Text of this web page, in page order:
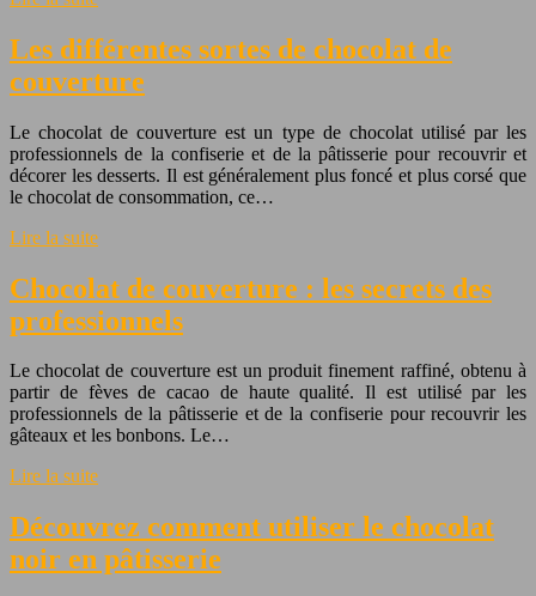
Les différentes sortes de chocolat de
couverture
Le chocolat de couverture est un type de chocolat utilisé par les
professionnels de la confiserie et de la pâtisserie pour recouvrir et
décorer les desserts. Il est généralement plus foncé et plus corsé que
le chocolat de consommation, ce…
Lire la suite
Chocolat de couverture : les secrets des
professionnels
Le chocolat de couverture est un produit finement raffiné, obtenu à
partir de fèves de cacao de haute qualité. Il est utilisé par les
professionnels de la pâtisserie et de la confiserie pour recouvrir les
gâteaux et les bonbons. Le…
Lire la suite
Découvrez comment utiliser le chocolat
noir en pâtisserie